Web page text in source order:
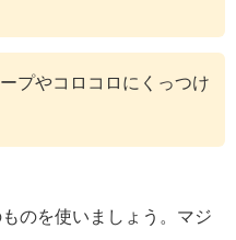
プやコロコロにくっつけ
のを使いましょう。マジ